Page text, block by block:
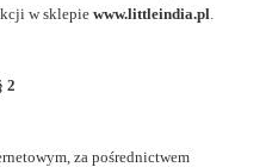
w sklepie www.littleindia.pl.
2
za pośrednictwem